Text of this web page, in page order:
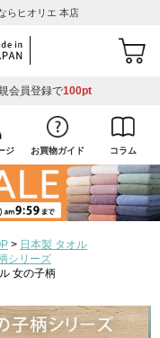
らヒオリエ 本店
会員登録で100pt
ジ お買物ガイド コラム
日本製 タオル
シリーズ
女の子柄